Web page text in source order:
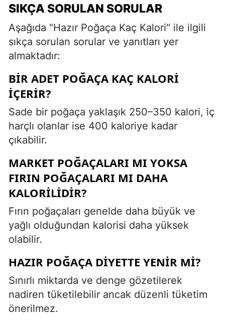
SIKÇA SORULAN SORULAR
Aşağıda "Hazır Poğaça Kaç Kalori" ile ilgili
sıkça sorulan sorular ve yanıtları yer
almaktadır:
BIR ADET POĞAÇA KAÇ KALORI
IÇERIR?
Sade bir poğaça yaklaşık 250–350 kalori, iç
harçlı olanlar ise 400 kaloriye kadar
çıkabilir.
MARKET POĞAÇALARI MI YOKSA
FIRIN POĞAÇALARI MI DAHA
KALORILIDIR?
Fırın poğaçaları genelde daha büyük ve
yağlı olduğundan kalorisi daha yüksek
olabilir.
HAZIR POĞAÇA DIYETTE YENIR MI?
Sınırlı miktarda ve denge gözetilerek
nadiren tüketilebilir ancak düzenli tüketim
önerilmez.